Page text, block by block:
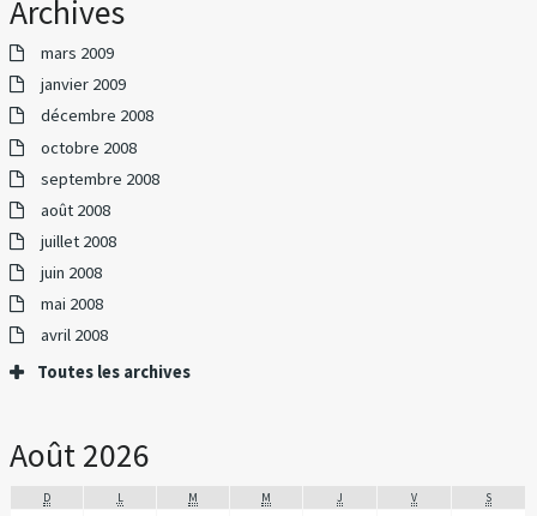
Archives
mars 2009
janvier 2009
décembre 2008
octobre 2008
septembre 2008
août 2008
juillet 2008
juin 2008
mai 2008
avril 2008
Toutes les archives
Août 2026
D L M M J V S